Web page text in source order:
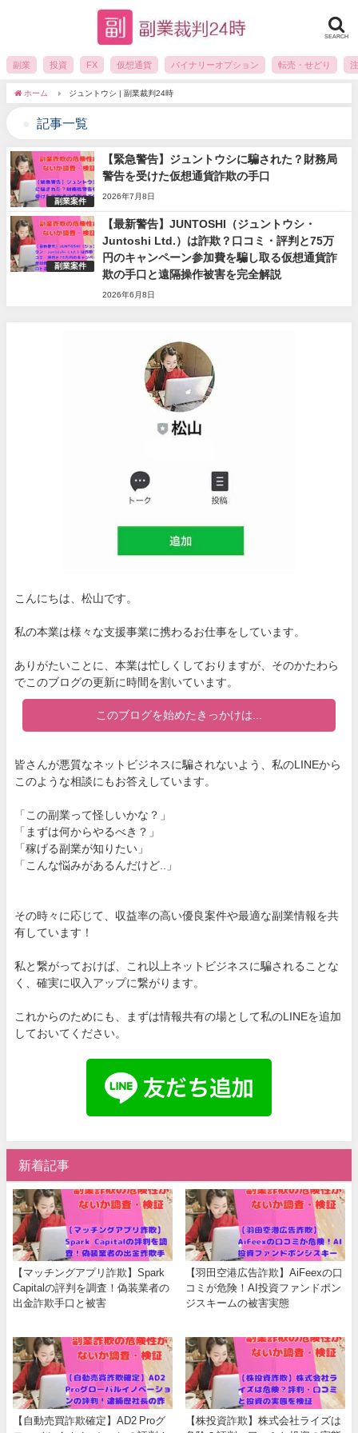
SEARCH
副業 投資 FX 仮想通貨 バイナリーオプション 転売・せどり
ホーム ジュントウシ | 副業裁判24時
記事一覧
副業案件
【緊急警告】ジュントウシに騙された？財務局
警告を受けた仮想通貨詐欺の手口
2026年7月8日
副業案件
【最新警告】JUNTOSHI（ジュントウシ・
Juntoshi Ltd.）は詐欺？口コミ・評判と75万
円のキャンペーン参加費を騙し取る仮想通貨詐
欺の手口と遠隔操作被害を完全解説
2026年6月8日
こんにちは、松山です。
私の本業は様々な支援事業に携わるお仕事をしています。
ありがたいことに、本業は忙しくしておりますが、そのかたわら
でこのブログの更新に時間を割いています。
このブログを始めたきっかけは...
皆さんが悪質なネットビジネスに騙されないよう、私のLINEから
このような相談にもお答えしています。
「この副業って怪しいかな？」
「まずは何からやるべき？」
「稼げる副業が知りたい」
「こんな悩みがあるんだけど..」
その時々に応じて、収益率の高い優良案件や最適な副業情報を共
有しています！
私と繋がっておけば、これ以上ネットビジネスに騙されることな
く、確実に収入アップに繋がります。
これからのためにも、まずは情報共有の場として私のLINEを追加
しておいてください。
新着記事
【マッチングアプリ詐欺】Spark
Capitalの評判を調査！偽装業者の
出金詐欺手口と被害
【羽田空港広告詐欺】AiFeexの口
コミが危険！AI投資ファンドポン
ジスキームの被害実態
【自動売買詐欺確定】AD2 Proグ
【株投資詐欺】株式会社ライズは